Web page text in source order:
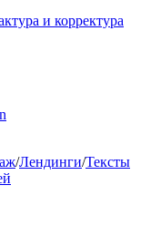
и корректура
/Лендинги/Тексты